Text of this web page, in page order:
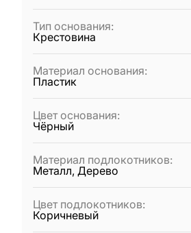
Тип основания:
Крестовина
Материал основания:
Пластик
Цвет основания:
Чёрный
Материал подлокотников:
Металл, Дерево
Цвет подлокотников:
Коричневый